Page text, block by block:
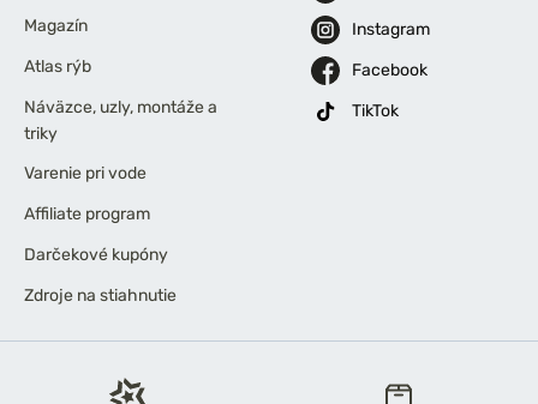
Magazín
Atlas rýb
Náväzce, uzly, montáže a
triky
Varenie pri vode
Affiliate program
Darčekové kupóny
Zdroje na stiahnutie
Instagram
Facebook
TikTok